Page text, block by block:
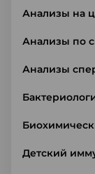
Анализы на
Анализы по
Анализы
Детский